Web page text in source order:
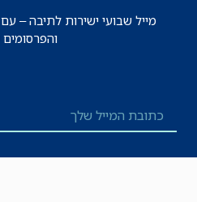
מייל שבועי ישירות לתיבה –
והפרסומים